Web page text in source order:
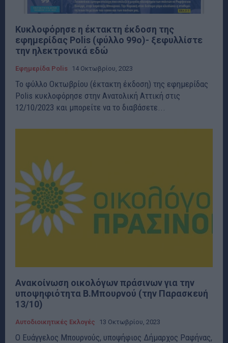
Κυκλοφόρησε η έκτακτη έκδοση της
εφημερίδας Polis (φύλλο 99ο)- ξεφυλλίστε
την ηλεκτρονικά εδώ
Eφημερίδα Polis 14 Οκτωβρίου, 2023
Το φύλλο Οκτωβρίου (έκτακτη έκδοση) της εφημερίδας
Polis κυκλοφόρησε στην Ανατολική Αττική στις
12/10/2023 και μπορείτε να το διαβάσετε...
Ανακοίνωση οικολόγων πράσινων για την
υποψηφιότητα Β.Μπουρνού (την Παρασκευή
13/10)
Αυτοδιοικητικές Εκλογές 13 Οκτωβρίου, 2023
Ο Ευάγγελος Μπουρνούς, υποψήφιος Δήμαρχος Ραφήνας,